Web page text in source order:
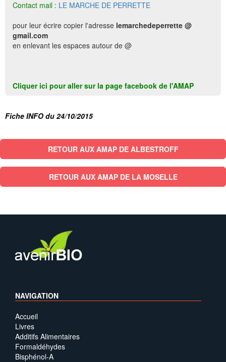
Contact mail : LE MARCHE DE PERRETTE
pour leur écrire copier l'adresse lemarchedeperrette @
gmail.com
en enlevant les espaces autour de @
Cliquer ici pour aller sur la page facebook de l'AMAP
Fiche INFO du 24/10/2015
RETOUR AUX AMAP DE ALBESTROFF
RETOUR AUX AMAP DE LA MOSELLE
NAVIGATION
Accueil
Livres
Additifs Alimentaires
Formaldéhydes
Bisphénol-A